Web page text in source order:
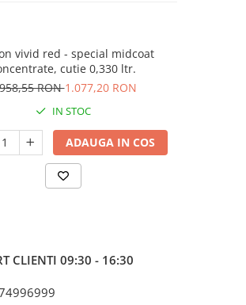
vivid red - special midcoat
cutie 0,330 ltr.
RON1.077,20 RON
IN STOC
ADAUGA IN COS
CLIENTI 09:30 - 16:30